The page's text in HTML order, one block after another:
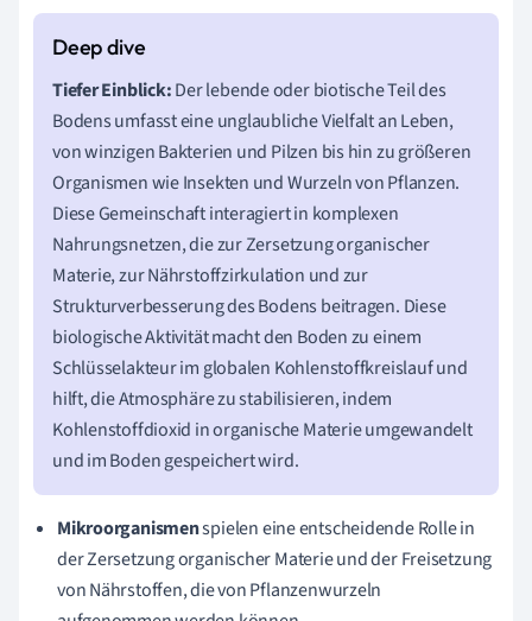
Tiefer Einblick:Der lebende oder biotische Teil des
Bodens umfasst eine unglaubliche Vielfalt an Leben,
von winzigen Bakterien und Pilzen bis hin zu größeren
Organismen wie Insekten und Wurzeln von Pflanzen.
Diese Gemeinschaft interagiert in komplexen
Nahrungsnetzen, die zur Zersetzung organischer
Materie, zur Nährstoffzirkulation und zur
Strukturverbesserung des Bodens beitragen. Diese
biologische Aktivität macht den Boden zu einem
Schlüsselakteur im globalen Kohlenstoffkreislauf und
hilft, die Atmosphäre zu stabilisieren, indem
Kohlenstoffdioxid in organische Materie umgewandelt
und im Boden gespeichert wird.
Mikroorganismenspielen eine entscheidende Rolle in
der Zersetzung organischer Materie und der Freisetzung
von Nährstoffen, die von Pflanzenwurzeln